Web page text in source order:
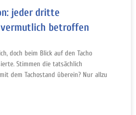
jeder dritte
vermutlich betroffen
doch beim Blick auf den Tacho
Stimmen die tatsächlich
dem Tachostand überein? Nur allzu